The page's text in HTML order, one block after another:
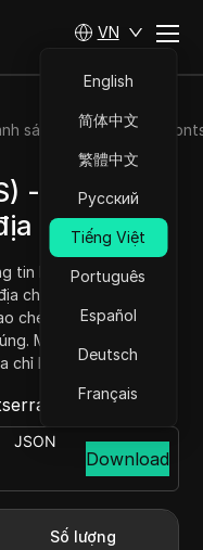
VN
English
简体中文
繁體中文
Русский
Tiếng Việt
Português
Español
Deutsch
Français
sách địa chỉ IP của
- Danh
chỉ IP
tin IP của Montserrat
chỉ IP và phạm vi địa
chép mỗi phạm vi địa
Montserrat hiện có
IP.
tại:
JSON
Download
Số lượng